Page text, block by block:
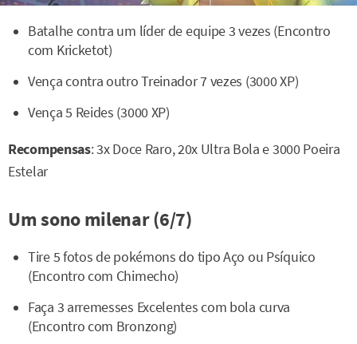
Batalhe contra um líder de equipe 3 vezes (Encontro
com Kricketot)
Vença contra outro Treinador 7 vezes (3000 XP)
Vença 5 Reides (3000 XP)
Recompensas: 3x Doce Raro, 20x Ultra Bola e 3000 Poeira
Estelar
Um sono milenar (6/7)
Tire 5 fotos de pokémons do tipo Aço ou Psíquico
(Encontro com Chimecho)
Faça 3 arremesses Excelentes com bola curva
(Encontro com Bronzong)